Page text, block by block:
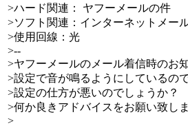
>ハード関連： ヤフーメールの件
>ソフト関連：インターネットメー
>使用回線：光
>--
>ヤフーメールのメール着信時のお
>設定で音が鳴るようにしているの
>設定の仕方が悪いのでしょうか？
>何か良きアドバイスをお願い致し
>